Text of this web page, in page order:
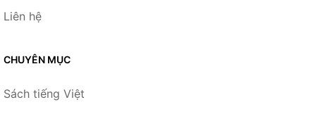
Liên hệ
CHUYÊN MỤC
Sách tiếng Việt